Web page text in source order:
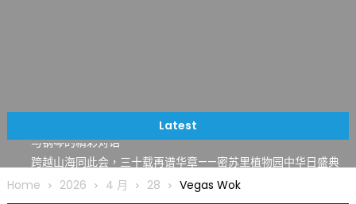
Latest
筝声与琴韵交汇：刘励(Li Statler)与钢琴家Darek演绎一场古筝
跨越山海同此会，三十载再谱华章——密苏里植物园中华日盛典
圣路易龙舟俱乐部5月16日龙舟体验日 邀请各界亲身体验划行乐
Home 2026 4 月 28 Vegas Wok